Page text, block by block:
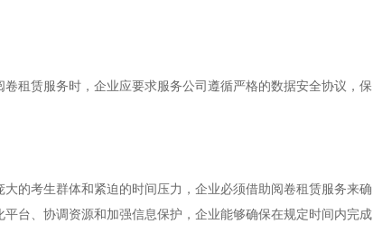
赁服务时，企业应要求服务公司遵循严格的数据安全协议，保
考生群体和紧迫的时间压力，企业必须借助阅卷租赁服务来确
台、协调资源和加强信息保护，企业能够确保在规定时间内完成